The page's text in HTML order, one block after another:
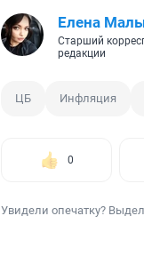
Елена
Старший
редакции
ЦБ Инфляция
0
Увидели опечатку?